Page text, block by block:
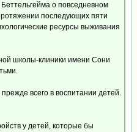
о повседневном
последующих пяти
ресурсы выживания
школы-клиники имени Сони
всего в воспитании детей.
у детей, которые бы